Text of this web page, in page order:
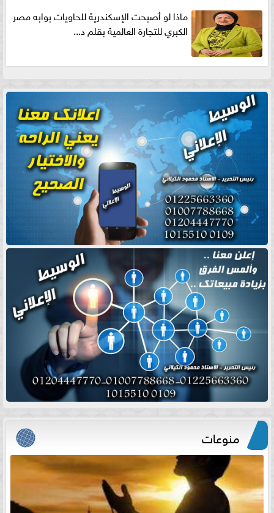
ماذا لو أصبحت الإسكندرية للحاويات بوابه مصر
الكبري للتجارة العالمية بقلم د...
منوعات